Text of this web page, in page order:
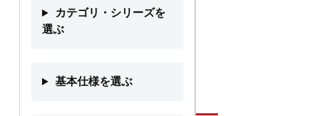
カテゴリ・シリーズを
選ぶ
基本仕様を選ぶ